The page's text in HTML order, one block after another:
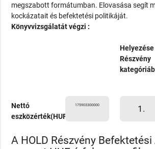
megszabott formátumban. Elovasása segít
kockázatait és befektetési politikáját.
Könyvvizsgálatát végzi :
Helyezése
Részvény
Nettó
eszközérték(HUF)
175903300000 1.
A HOLD Részvény Befektetési